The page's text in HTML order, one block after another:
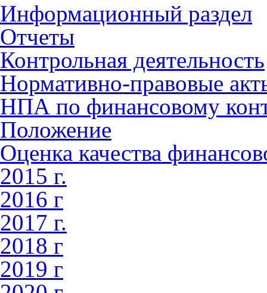
Информационный раздел
Отчеты
Контрольная деятельность
Нормативно-правовые
НПА по финансовому
Положение
Оценка качества
2015 г.
2016 г
2017 г.
2018 г
2019 г